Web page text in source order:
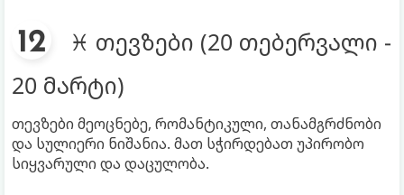
♓ თევზები (20 თებერვალი -
20 მარტი)
თევზები მეოცნებე, რომანტიკული, თანამგრძნობი
და სულიერი ნიშანია. მათ სჭირდებათ უპირობო
სიყვარული და დაცულობა.